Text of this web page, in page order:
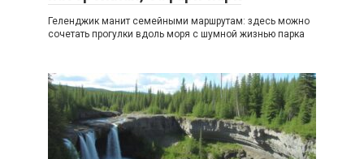
Геленджик манит семейными маршрутам: здесь можно
сочетать прогулки вдоль моря с шумной жизнью парка